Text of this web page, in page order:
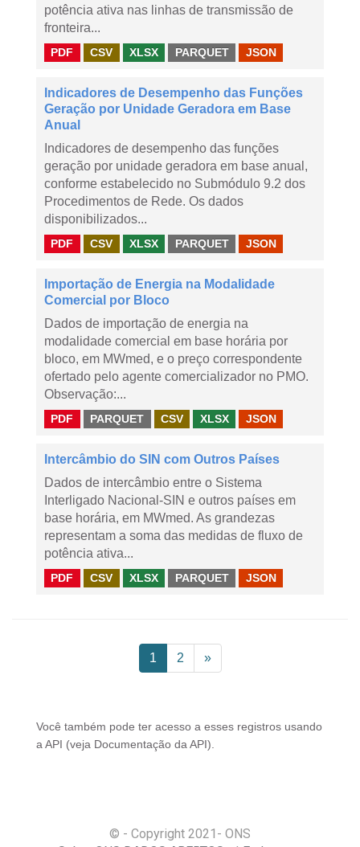
potência ativa nas linhas de transmissão de
fronteira...
PDF CSV XLSX PARQUET JSON
Indicadores de Desempenho das Funções
Geração por Unidade Geradora em Base
Anual
Indicadores de desempenho das funções
geração por unidade geradora em base anual,
conforme estabelecido no Submódulo 9.2 dos
Procedimentos de Rede. Os dados
disponibilizados...
PDF CSV XLSX PARQUET JSON
Importação de Energia na Modalidade
Comercial por Bloco
Dados de importação de energia na
modalidade comercial em base horária por
bloco, em MWmed, e o preço correspondente
ofertado pelo agente comercializador no PMO.
Observação:...
PDF PARQUET CSV XLSX JSON
Intercâmbio do SIN com Outros Países
Dados de intercâmbio entre o Sistema
Interligado Nacional-SIN e outros países em
base horária, em MWmed. As grandezas
representam a soma das medidas de fluxo de
potência ativa...
PDF CSV XLSX PARQUET JSON
1 2 »
Você também pode ter acesso a esses registros usando
a API (veja Documentação da API ).
© - Copyright 2021 - ONS